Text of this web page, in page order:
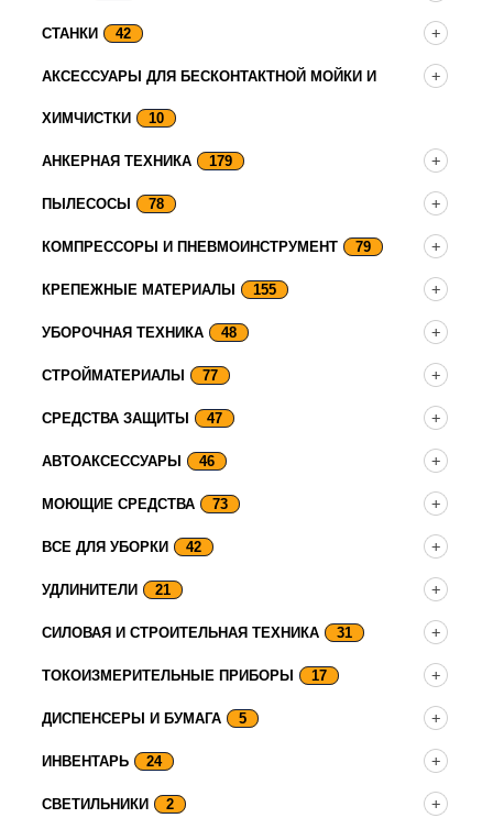
СТАНКИ 42
АКСЕССУАРЫ ДЛЯ БЕСКОНТАКТНОЙ МОЙКИ И
ХИМЧИСТКИ 10
АНКЕРНАЯ ТЕХНИКА 179
ПЫЛЕСОСЫ 78
КОМПРЕССОРЫ И ПНЕВМОИНСТРУМЕНТ 79
КРЕПЕЖНЫЕ МАТЕРИАЛЫ 155
УБОРОЧНАЯ ТЕХНИКА 48
СТРОЙМАТЕРИАЛЫ 77
СРЕДСТВА ЗАЩИТЫ 47
АВТОАКСЕССУАРЫ 46
МОЮЩИЕ СРЕДСТВА 73
ВСЕ ДЛЯ УБОРКИ 42
УДЛИНИТЕЛИ 21
СИЛОВАЯ И СТРОИТЕЛЬНАЯ ТЕХНИКА 31
ТОКОИЗМЕРИТЕЛЬНЫЕ ПРИБОРЫ 17
ДИСПЕНСЕРЫ И БУМАГА 5
ИНВЕНТАРЬ 24
СВЕТИЛЬНИКИ 2